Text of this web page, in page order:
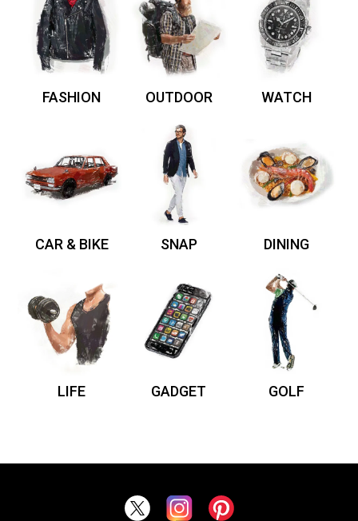
FASHION OUTDOOR WATCH
CAR & BIKE SNAP DINING
LIFE GADGET GOLF